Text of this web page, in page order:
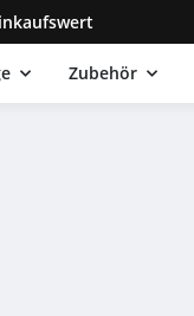
Zubehör